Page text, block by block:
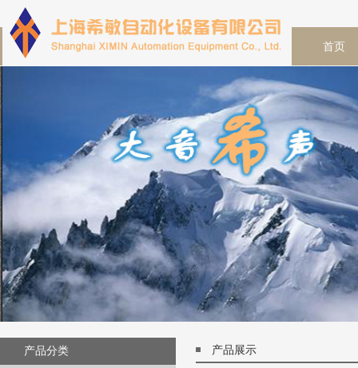
首页
产品分类 产品展示